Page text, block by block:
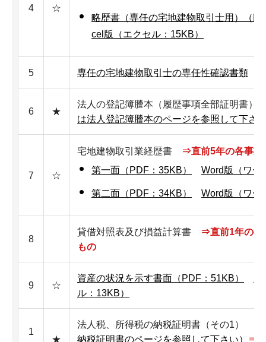
4 ☆
略歴書（専任の宅地建物取引士用）（
cel版（エクセル：15KB）
5 専任の宅地建物取引士の専任性確認書類
6 ★
法人の登記簿謄本（履歴事項全部証明書
は法人登記簿謄本のページを参照して下さ
7 ☆
宅地建物取引業経歴書
⇒直前5年の各事業
第一面（PDF：35KB）
Word版（ワー
第二面（PDF：34KB） Word版（ワー
8
貸借対照表及び損益計算書
⇒直前1年の各
もの
9 ☆
資産の状況を示す書面（PDF：51KB）
ル：13KB）
1
★
法人税、所得税の納税証明書（その1）
納税証明書のページを参照して下さい）
⇒